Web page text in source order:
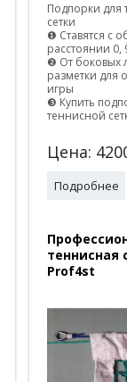
Подпорки для
сетки
❶ Ставятся с
расстоянии 0,
❷ От боковых
разметки для
игры
❸ Купить
теннисной
Цена:
Подробнее
теннисная
Prof4st